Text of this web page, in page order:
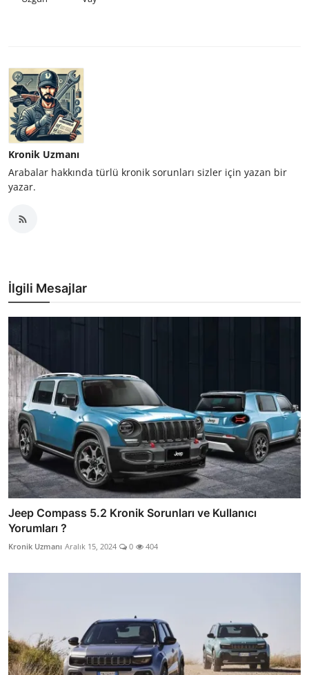
Kronik Uzmanı
Arabalar hakkında türlü kronik sorunları sizler için yazan bir
yazar.
İlgili Mesajlar
Jeep Compass 5.2 Kronik Sorunları ve Kullanıcı
Yorumları ?
Kronik Uzmanı Aralık 15, 2024 0 404